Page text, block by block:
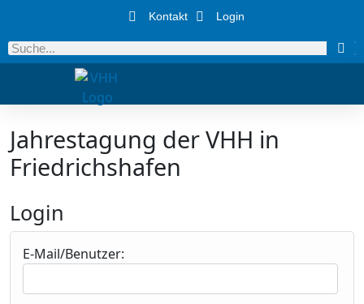
Kontakt Login
Jahrestagung der VHH in
Friedrichshafen
Login
E-Mail/Benutzer: